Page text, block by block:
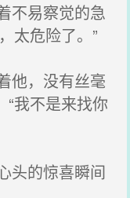
不易察觉的急
太危险了。”
他，没有丝毫
我不是来找你
头的惊喜瞬间